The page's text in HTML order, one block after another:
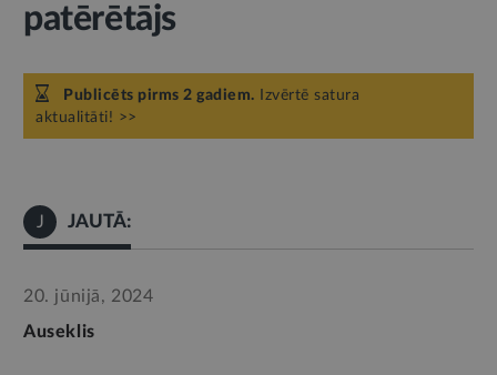
patērētājs
Publicēts pirms 2 gadiem. Izvērtē satura
aktualitāti! >>
J JAUTĀ:
20. jūnijā, 2024
Auseklis